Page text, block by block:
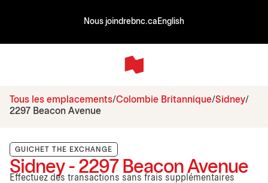
Nous joindrebnc.ca English
Tous les emplacements Colombie Britannique Sidney
2297 Beacon Avenue
GUICHET THE EXCHANGE
Sidney - 2297 Beacon Avenue
Effectuez des transactions sans frais supplémentaires